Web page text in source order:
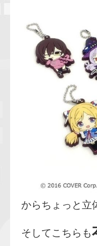
からちょっと立
そしてこちらも